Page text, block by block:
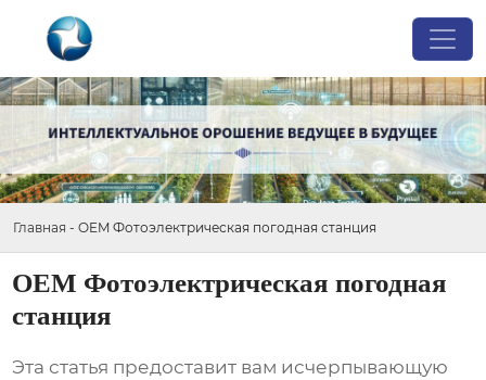
Главная - OEM Фотоэлектрическая погодная станция
OEM Фотоэлектрическая погодная
станция
Эта статья предоставит вам исчерпывающую